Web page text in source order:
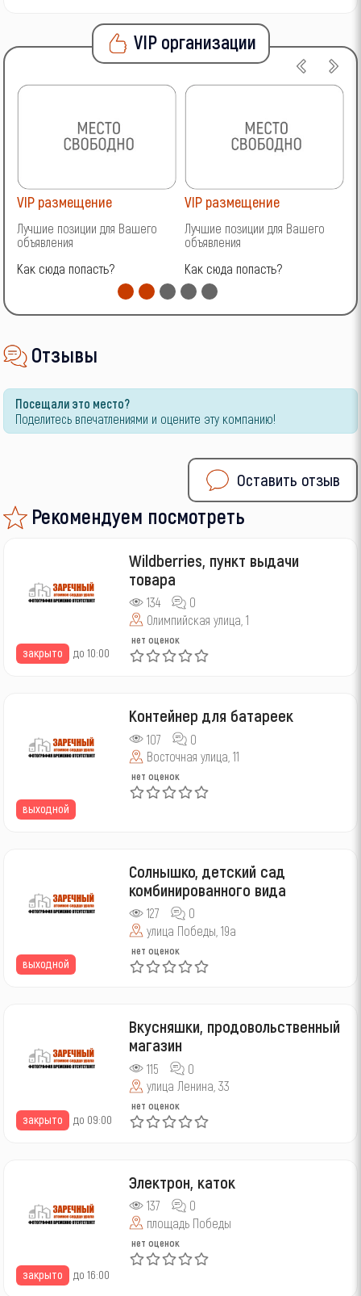
VIP организации
VIP размещение
Лучшие позиции для Вашего
объявления
Как сюда попасть?
VIP размещение
Лучшие позиции для Вашего
объявления
Как сюда попасть?
Отзывы
Посещали это место?
Поделитесь впечатлениями и оцените эту компанию!
Оставить отзыв
Рекомендуем посмотреть
закрыто до 10:00
Wildberries, пункт выдачи
товара
134
0
Олимпийская улица, 1
нет оценок
выходной
Контейнер для батареек
107
0
Восточная улица, 11
нет оценок
выходной
Солнышко, детский сад
комбинированного вида
127
0
улица Победы, 19а
нет оценок
закрыто до 09:00
Вкусняшки, продовольственный
магазин
115
0
улица Ленина, 33
нет оценок
закрыто до 16:00
Электрон, каток
137
0
площадь Победы
нет оценок